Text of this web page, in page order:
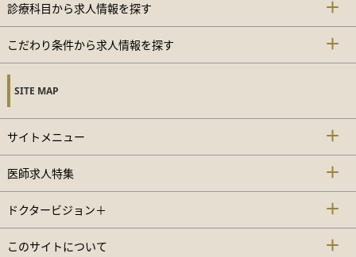
診療科目から求人情報を探す
こだわり条件から求人情報を探す
SITE MAP
サイトメニュー
医師求人特集
ドクタービジョン＋
このサイトについて